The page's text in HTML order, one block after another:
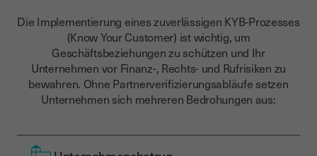
Die Implementierung eines zuverlässigen KYB-Prozesses
(Know Your Customer) ist wichtig, um
Geschäftsbeziehungen zu schützen und Ihr
Unternehmen vor Finanz-, Rechts- und Rufrisiken zu
bewahren. Ohne Partnerverifizierungsabläufe setzen
Unternehmen sich mehreren Bedrohungen aus: